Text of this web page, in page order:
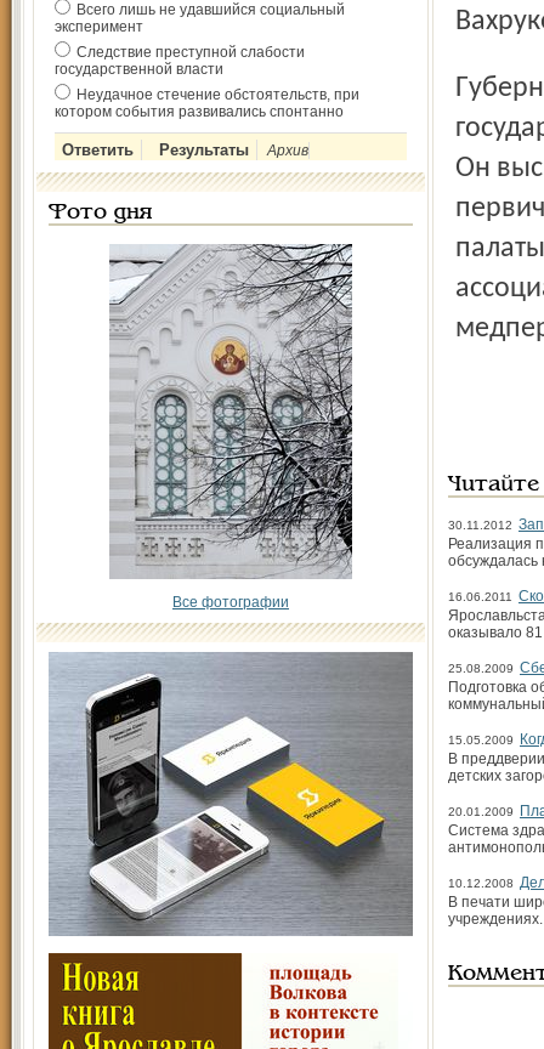
Всего лишь не удавшийся социальный
эксперимент
Следствие преступной слабости
государственной власти
Неудачное стечение обстоятельств, при
котором события развивались спонтанно
Архив
Фото дня
Все фотографии
Губернатора поддержал президент Ярославской
Он
30.11.2012
Реализация
обсуждалась
16.06.2011
оказывало
25.08.2009
Подготовка
15.05.2009
В
детских
20.01.2009
Система
10.12.2008
В печати